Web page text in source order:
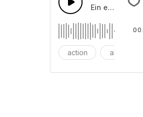
Ein epischer
action abenteuer